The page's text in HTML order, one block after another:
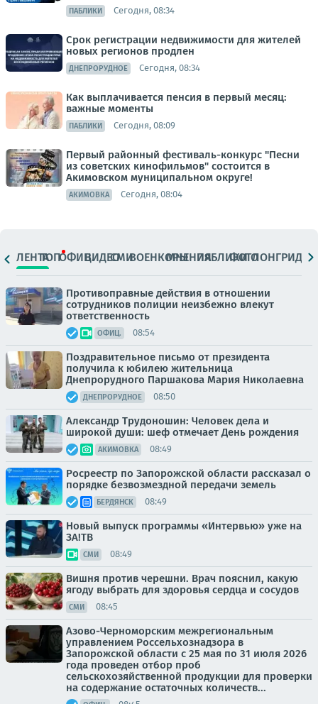
ПАБЛИКИ Сегодня, 08:34
Срок регистрации недвижимости для жителей
новых регионов продлен
ДНЕПРОРУДНОЕ Сегодня, 08:34
Как выплачивается пенсия в первый месяц:
важные моменты
ПАБЛИКИ Сегодня, 08:09
Первый районный фестиваль-конкурс "Песни
из советских кинофильмов" состоится в
Акимовском муниципальном округе!
АКИМОВКА Сегодня, 08:04
ЛЕНТАТОПОФИЦ.ВИДЕОСМИВОЕНКОРЫМНЕНИЯПАБЛИКИ
ФОТОЛОНГРИДЫ
Противоправные действия в отношении
сотрудников полиции неизбежно влекут
ответственность
ОФИЦ. 08:54
Поздравительное письмо от президента
получила к юбилею жительница
Днепрорудного Паршакова Мария Николаевна
ДНЕПРОРУДНОЕ 08:50
Александр Трудоношин: Человек дела и
широкой души: шеф отмечает День рождения
АКИМОВКА 08:49
Росреестр по Запорожской области рассказал о
порядке безвозмездной передачи земель
БЕРДЯНСК 08:49
Новый выпуск программы «Интервью» уже на
ЗА!ТВ
СМИ 08:49
Вишня против черешни. Врач пояснил, какую
ягоду выбрать для здоровья сердца и сосудов
СМИ 08:45
Азово-Черноморским межрегиональным
управлением Россельхознадзора в
Запорожской области с 25 мая по 31 июля 2026
года проведен отбор проб
сельскохозяйственной продукции для проверки
на содержание остаточных количеств...